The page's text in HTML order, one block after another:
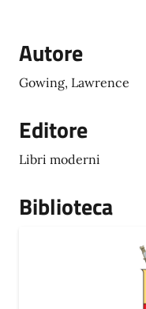
Autore
Gowing, Lawrence
Editore
Libri moderni
Biblioteca